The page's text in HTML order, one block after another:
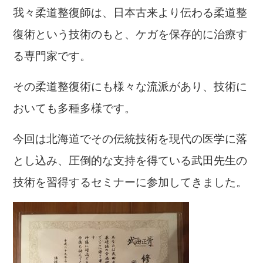
我々柔道整復師は、日本古来より伝わる柔道整
復術という技術のもと、ケガを保存的に治療す
る専門家です。
その柔道整復術にも様々な流派があり、技術に
おいても多種多様です。
今回は北海道でその伝統技術を現代の医学に落
とし込み、圧倒的な支持を得ている武田先生の
技術を習得するセミナーに参加してきました。